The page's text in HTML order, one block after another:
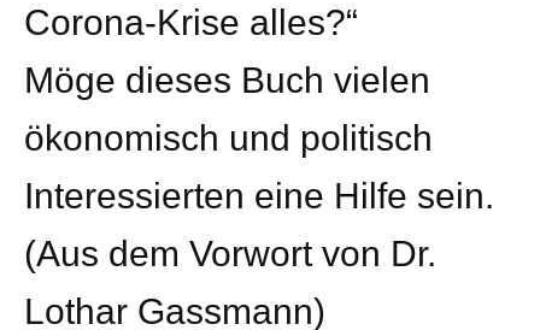
Corona-Krise alles?“
Möge dieses Buch vielen
ökonomisch und politisch
Interessierten eine Hilfe sein.
(Aus dem Vorwort von Dr.
Lothar Gassmann)